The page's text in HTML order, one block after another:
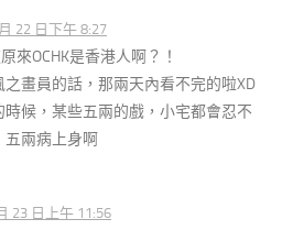
22 日下午 8:27
來OCHK是香港人啊？！
畫員的話，那兩天內看不完的啦XD
候，某些五兩的戲，小宅都會忍不
五兩病上身啊
23 日上午 11:56